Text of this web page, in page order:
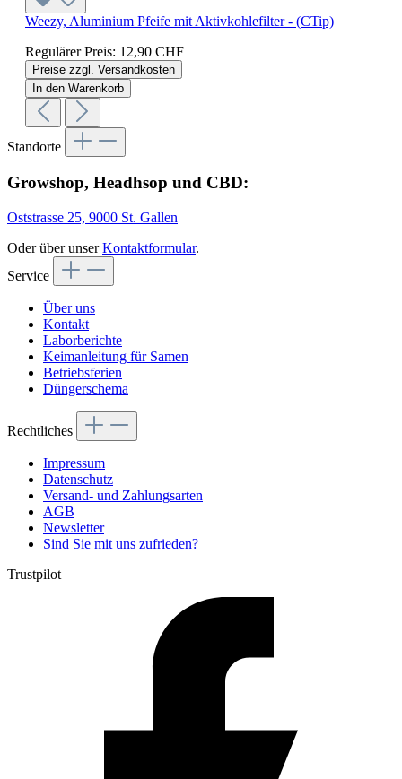
Weezy, Aluminium Pfeife mit Aktivkohlefilter - (CTip)
Regulärer Preis: 12,90 CHF
Preise zzgl. Versandkosten
In den Warenkorb
Standorte
Growshop, Headhsop und CBD:
Oststrasse 25, 9000 St. Gallen
Oder über unserKontaktformular.
Service
Über uns
Kontakt
Laborberichte
Keimanleitung für Samen
Betriebsferien
Düngerschema
Rechtliches
Impressum
Datenschutz
Versand- und Zahlungsarten
AGB
Newsletter
Sind Sie mit uns zufrieden?
Trustpilot